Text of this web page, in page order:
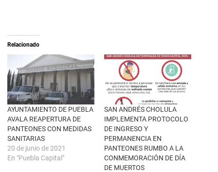
e
b
e
n
u
n
a
v
e
n
t
a
n
a
n
u
e
v
e
F
a
c
e
b
o
o
k
(
S
e
r
e
Relacionado
AYUNTAMIENTO DE PUEBLA
AVALA REAPERTURA DE
PANTEONES CON MEDIDAS
SANITARIAS
20 de junio de 2021
En "Puebla Capital"
SAN ANDRÉS CHOLULA
IMPLEMENTA PROTOCOLO
DE INGRESO Y
PERMANENCIA EN
PANTEONES RUMBO A LA
CONMEMORACIÓN DE DÍA
DE MUERTOS